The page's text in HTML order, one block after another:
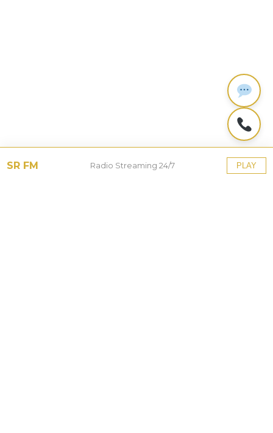
SR FM Radio Streaming 24/7 PLAY